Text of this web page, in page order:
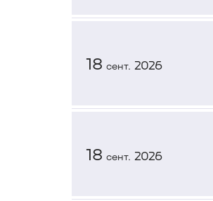
18 сент. 2026
18 сент. 2026